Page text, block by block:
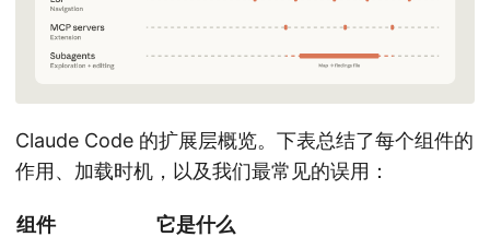
Claude Code 的扩展层概览。下表总结了每个组件的
作用、加载时机，以及我们最常见的误用：
组件 它是什么